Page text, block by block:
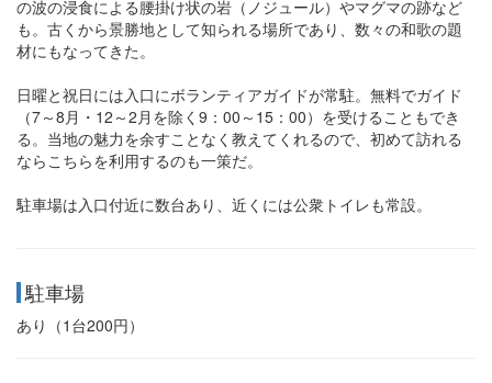
の波の浸食による腰掛け状の岩（ノジュール）やマグマの跡など
も。古くから景勝地として知られる場所であり、数々の和歌の題
材にもなってきた。
日曜と祝日には入口にボランティアガイドが常駐。無料でガイド
（7～8月・12～2月を除く9：00～15：00）を受けることもでき
る。当地の魅力を余すことなく教えてくれるので、初めて訪れる
ならこちらを利用するのも一策だ。
駐車場は入口付近に数台あり、近くには公衆トイレも常設。
駐車場
あり（1台200円）